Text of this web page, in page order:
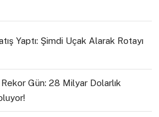
Yaptı: Şimdi Uçak Alarak Rotayı
Gün: 28 Milyar Dolarlık